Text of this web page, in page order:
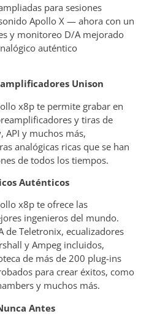
para sesiones
Apollo X — ahora con un
y monitoreo D/A mejorado
auténtico
Unison
x8p te permite grabar en
y tiras de
API y muchos más,
analógicas ricas que se han
de todos los tiempos.
Auténticos
x8p te ofrece las
ingenieros del mundo.
de Teletronix, ecualizadores
y Ampeg incluidos,
de más de 200 plug-ins
para crear éxitos, como
y muchos más.
Antes